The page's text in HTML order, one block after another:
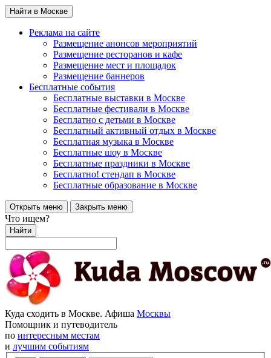
Найти в Москве
Реклама на сайте
Размещение анонсов мероприятий
Размещение ресторанов и кафе
Размещение мест и площадок
Размещение баннеров
Бесплатные события
Бесплатные выставки в Москве
Бесплатные фестивали в Москве
Бесплатно с детьми в Москве
Бесплатный активный отдых в Москве
Бесплатная музыка в Москве
Бесплатные шоу в Москве
Бесплатные праздники в Москве
Бесплатно! стендап в Москве
Бесплатные образование в Москве
Открыть меню Закрыть меню
Что ищем?
Найти
Куда сходить в Москве. Афиша Москвы
Помощник и путеводитель
по интересным местам
и лучшим событиям